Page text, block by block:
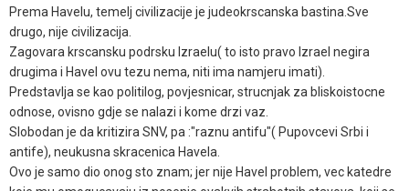
Prema Havelu, temelj civilizacije je judeokrscanska bastina.Sve
drugo, nije civilizacija.
Zagovara krscansku podrsku Izraelu( to isto pravo Izrael negira
drugima i Havel ovu tezu nema, niti ima namjeru imati).
Predstavlja se kao politilog, povjesnicar, strucnjak za bliskoistocne
odnose, ovisno gdje se nalazi i kome drzi vaz.
Slobodan je da kritizira SNV, pa :"raznu antifu"( Pupovcevi Srbi i
antife), neukusna skracenica Havela.
Ovo je samo dio onog sto znam; jer nije Havel problem, vec katedre